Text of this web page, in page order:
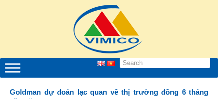
Goldman dự đoán lạc quan về thị trường đồng 6 tháng